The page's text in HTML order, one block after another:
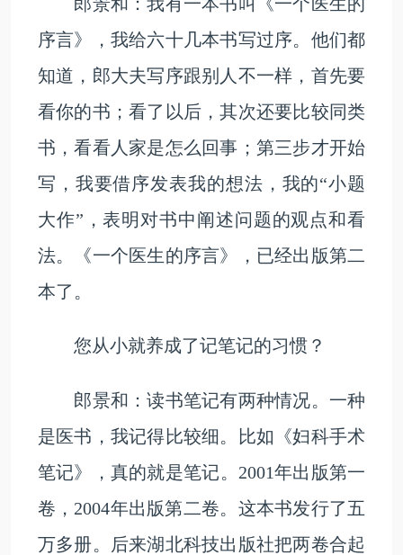
序言》，我给六十几本书写过序。他们都
知道，郎大夫写序跟别人不一样，首先要
看你的书；看了以后，其次还要比较同类
书，看看人家是怎么回事；第三步才开始
写，我要借序发表我的想法，我的“小题
大作”，表明对书中阐述问题的观点和看
法。《一个医生的序言》，已经出版第二
本了。
您从小就养成了记笔记的习惯？
郎景和：读书笔记有两种情况。一种
是医书，我记得比较细。比如《妇科手术
笔记》，真的就是笔记。2001年出版第一
卷，2004年出版第二卷。这本书发行了五
万多册。后来湖北科技出版社把两卷合起